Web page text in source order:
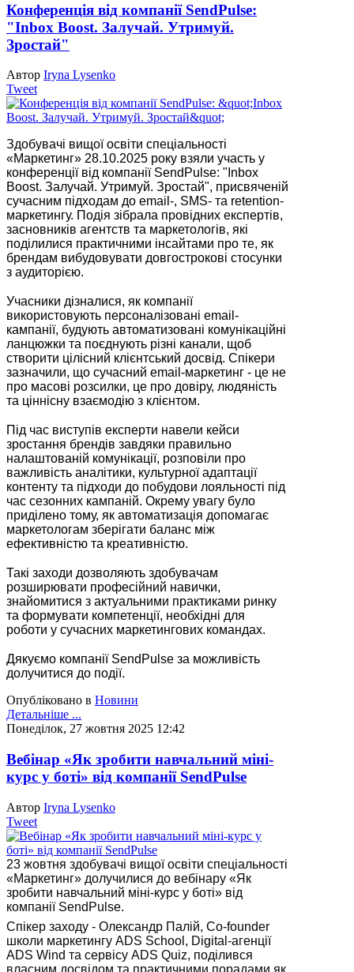
Конференція від компанії SendPulse:
"Inbox Boost. Залучай. Утримуй.
Зростай"
Автор Iryna Lysenko
Tweet
Здобувачі вищої освіти спеціальності
«Маркетинг» 28.10.2025 року взяли участь у
конференції від компанії SendPulse: "Inbox
Boost. Залучай. Утримуй. Зростай", присвяченій
сучасним підходам до email-, SMS- та retention-
маркетингу. Подія зібрала провідних експертів,
засновників агентств та маркетологів, які
поділилися практичними інсайтами про те, як
брендам вибудовувати довгострокові стосунки
з аудиторією.
Учасники дізналися, як компанії
використовують персоналізовані email-
кампанії, будують автоматизовані комунікаційні
ланцюжки та поєднують різні канали, щоб
створити цілісний клієнтський досвід. Спікери
зазначили, що сучасний email-маркетинг - це не
про масові розсилки, це про довіру, людяність
та ціннісну взаємодію з клієнтом.
Під час виступів експерти навели кейси
зростання брендів завдяки правильно
налаштованій комунікації, розповіли про
важливість аналітики, культурної адаптації
контенту та підходи до побудови лояльності під
час сезонних кампаній. Окрему увагу було
приділено тому, як автоматизація допомагає
маркетологам зберігати баланс між
ефективністю та креативністю.
Такі заходи дозволяють здобувачам
розширювати професійний навички,
знайомитися з актуальними практиками ринку
та формувати компетенції, необхідні для
роботи у сучасних маркетингових командах.
Дякуємо компанії SendPulse за можливість
долучитися до події.
Опубліковано в Новини
Детальніше ...
Понеділок, 27 жовтня 2025 12:42
Вебінар «Як зробити навчальний міні-
курс у боті» від компанії SendPulse
Автор Iryna Lysenko
Tweet
23 жовтня здобувачі вищої освіти спеціальності
«Маркетинг» долучилися до вебінару «Як
зробити навчальний міні-курс у боті» від
компанії SendPulse.
Спікер заходу - Олександр Палій, Co-founder
школи маркетингу ADS School, Digital-агенції
ADS Wind та сервісу ADS Quiz, поділився